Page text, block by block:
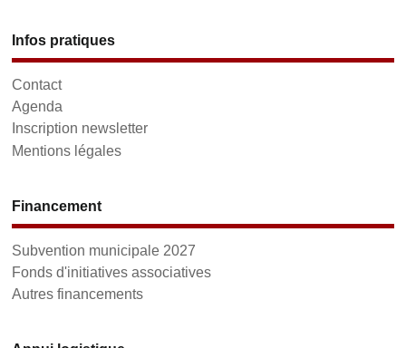
Infos pratiques
Contact
Agenda
Inscription newsletter
Mentions légales
Financement
Subvention municipale 2027
Fonds d'initiatives associatives
Autres financements